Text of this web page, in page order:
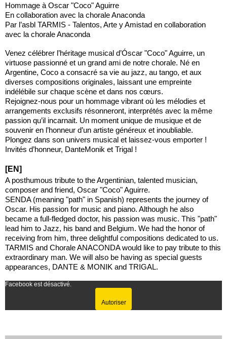
Hommage à Oscar "Coco" Aguirre
En collaboration avec la chorale Anaconda
Par l’asbl TARMIS - Talentos, Arte y Amistad en collaboration
avec la chorale Anaconda
Venez célébrer l’héritage musical d’Óscar "Coco" Aguirre, un
virtuose passionné et un grand ami de notre chorale. Né en
Argentine, Coco a consacré sa vie au jazz, au tango, et aux
diverses compositions originales, laissant une empreinte
indélébile sur chaque scène et dans nos cœurs.
Rejoignez-nous pour un hommage vibrant où les mélodies et
arrangements exclusifs résonneront, interprétés avec la même
passion qu’il incarnait. Un moment unique de musique et de
souvenir en l’honneur d’un artiste généreux et inoubliable.
Plongez dans son univers musical et laissez-vous emporter !
Invités d’honneur, DanteMonik et Trigal !
[EN]
A posthumous tribute to the Argentinian, talented musician,
composer and friend, Oscar "Coco" Aguirre.
SENDA (meaning "path" in Spanish) represents the journey of
Oscar. His passion for music and piano. Although he also
became a full-fledged doctor, his passion was music. This "path"
lead him to Jazz, his band and Belgium. We had the honor of
receiving from him, three delightful compositions dedicated to us.
TARMIS and Chorale ANACONDA would like to pay tribute to this
extraordinary man. We will also be having as special guests
appearances, DANTE & MONIK and TRIGAL.
Facebook est désactivé.
Autoriser